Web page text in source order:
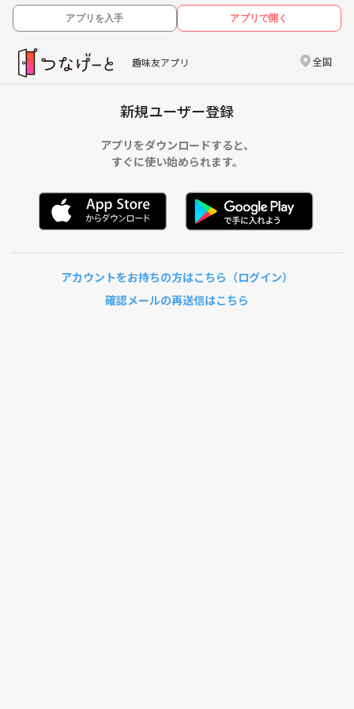
アプリを入手 アプリで開く
趣味友アプリ 全国
新規ユーザー登録
アプリをダウンロードすると、
すぐに使い始められます。
アカウントをお持ちの方はこちら（ログイン）
確認メールの再送信はこちら